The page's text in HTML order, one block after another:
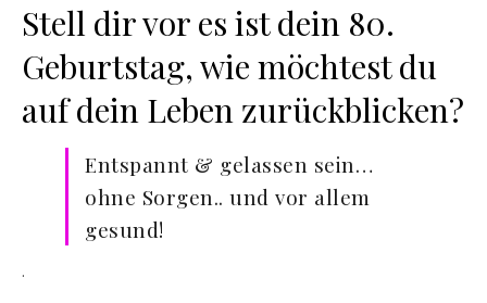
Stell dir vor es ist dein 80.
Geburtstag, wie möchtest du
auf dein Leben zurückblicken?
Entspannt & gelassen sein…
ohne Sorgen.. und vor allem
gesund!
·